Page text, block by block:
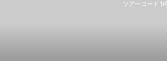
ツアーコード